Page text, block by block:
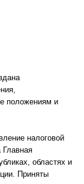
положениям и
налоговой
областях и
Приняты